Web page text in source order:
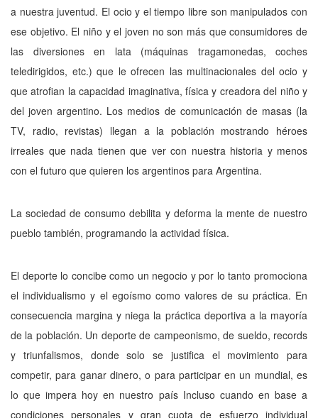
a nuestra juventud. El ocio y el tiempo libre son manipulados con
ese objetivo. El niño y el joven no son más que consumidores de
las diversiones en lata (máquinas tragamonedas, coches
teledirigidos, etc.) que le ofrecen las multinacionales del ocio y
que atrofian la capacidad imaginativa, física y creadora del niño y
del joven argentino. Los medios de comunicación de masas (la
TV, radio, revistas) llegan a la población mostrando héroes
irreales que nada tienen que ver con nuestra historia y menos
con el futuro que quieren los argentinos para Argentina.
La sociedad de consumo debilita y deforma la mente de nuestro
pueblo también, programando la actividad física.
El deporte lo concibe como un negocio y por lo tanto promociona
el individualismo y el egoísmo como valores de su práctica. En
consecuencia margina y niega la práctica deportiva a la mayoría
de la población. Un deporte de campeonismo, de sueldo, records
y triunfalismos, donde solo se justifica el movimiento para
competir, para ganar dinero, o para participar en un mundial, es
lo que impera hoy en nuestro país Incluso cuando en base a
condiciones personales y gran cuota de esfuerzo individual